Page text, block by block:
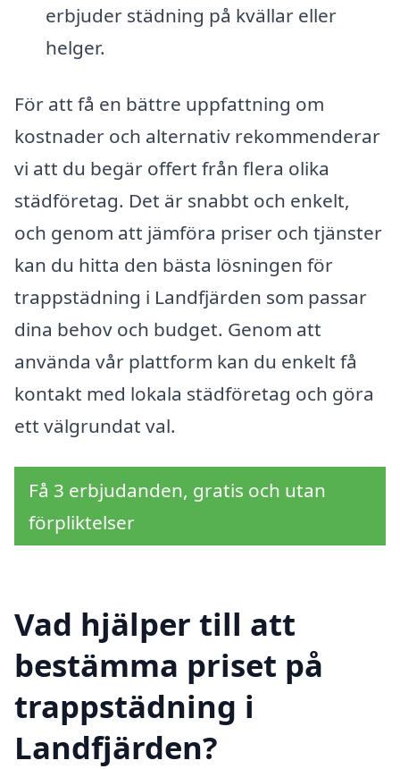
erbjuder städning på kvällar eller
helger.
För att få en bättre uppfattning om
kostnader och alternativ rekommenderar
vi att du begär offert från flera olika
städföretag. Det är snabbt och enkelt,
och genom att jämföra priser och tjänster
kan du hitta den bästa lösningen för
trappstädning i Landfjärden som passar
dina behov och budget. Genom att
använda vår plattform kan du enkelt få
kontakt med lokala städföretag och göra
ett välgrundat val.
Få 3 erbjudanden, gratis och utan
förpliktelser
Vad hjälper till att
bestämma priset på
trappstädning i
Landfjärden?